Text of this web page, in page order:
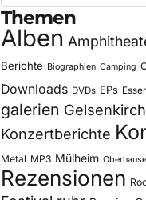
Themen
Alben
Berichte Biographien Camping
Downloads DVDs EPs
galerien
Konzertberichte
Metal MP3 Mülheim
Rezensionen